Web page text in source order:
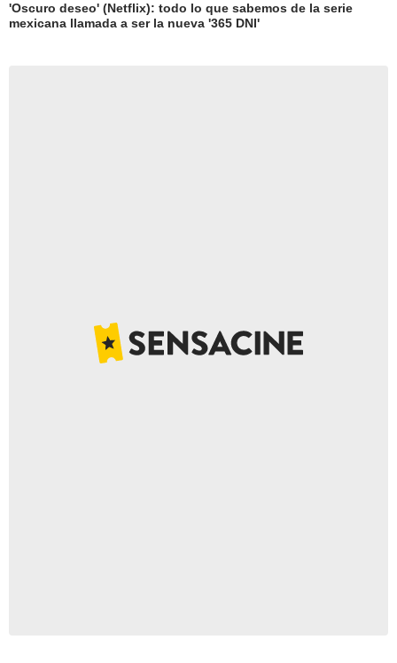
'Oscuro deseo' (Netflix): todo lo que sabemos de la serie
mexicana llamada a ser la nueva '365 DNI'